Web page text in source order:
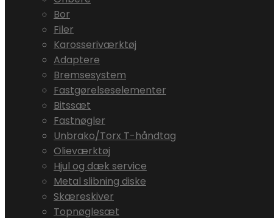
Bor
Filer
Karosseriværktøj
Adaptere
Bremsesystem
Fastgørelseselementer
Bitssæt
Fastnøgler
Unbrako/Torx T-håndtag
Olieværktøj
Hjul og dæk service
Metal slibning diske
Skæreskiver
Topnøglesæt